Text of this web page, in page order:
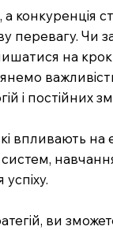
конкуренція
перевагу. Чи
на
і постійних
впливають на
систем,
ви